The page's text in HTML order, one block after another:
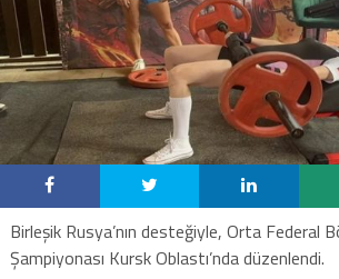
Birleşik Rusya’nın desteğiyle, Orta Federal
Şampiyonası Kursk Oblastı’nda düzenlendi.